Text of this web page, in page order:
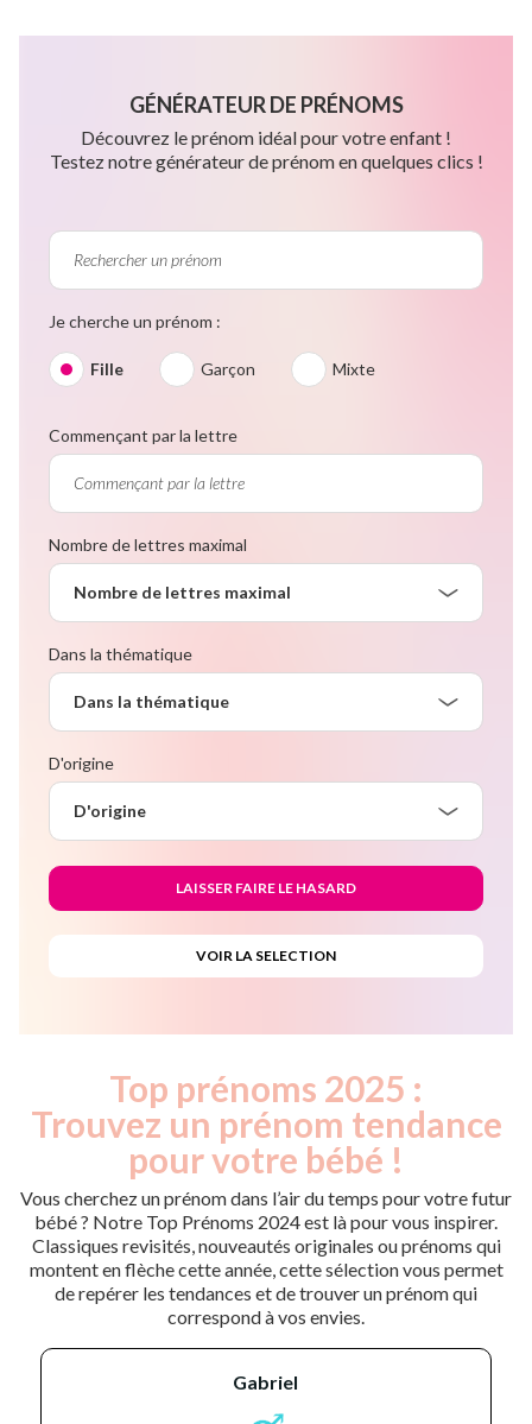
GÉNÉRATEUR DE PRÉNOMS
Découvrez le prénom idéal pour votre enfant !
Testez notre générateur de prénom en quelques clics !
Je cherche un prénom :
Fille Garçon Mixte
Commençant par la lettre
Nombre de lettres maximal
Nombre de lettres maximal
Dans la thématique
Dans la thématique
D'origine
D'origine
Top prénoms 2025 :
Trouvez un prénom tendance
pour votre bébé !
Vous cherchez un prénom dans l’air du temps pour votre futur
bébé ? Notre Top Prénoms 2024 est là pour vous inspirer.
Classiques revisités, nouveautés originales ou prénoms qui
montent en flèche cette année, cette sélection vous permet
de repérer les tendances et de trouver un prénom qui
correspond à vos envies.
gabriel